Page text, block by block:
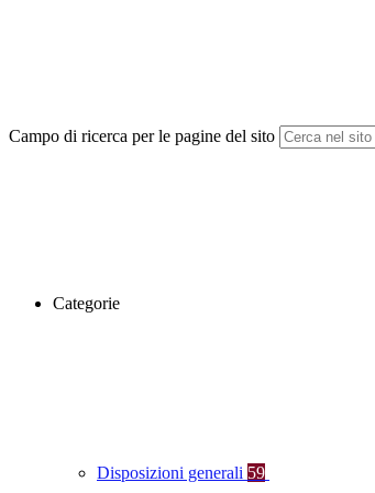
Campo di ricerca per le pagine del sito
Categorie
Disposizioni generali 59